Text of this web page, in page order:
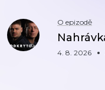
O epizodě
4. 8. 2026